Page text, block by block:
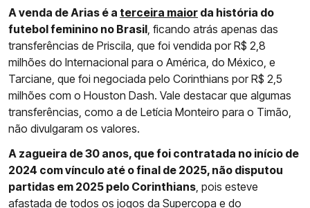
A venda de Arias é a terceira maior da história do
futebol feminino no Brasil , ficando atrás apenas das
transferências de Priscila, que foi vendida por R$ 2,8
milhões do Internacional para o América, do México, e
Tarciane, que foi negociada pelo Corinthians por R$ 2,5
milhões com o Houston Dash. Vale destacar que algumas
transferências, como a de Letícia Monteiro para o Timão,
não divulgaram os valores.
A zagueira de 30 anos, que foi contratada no início de
2024 com vínculo até o final de 2025, não disputou
partidas em 2025 pelo Corinthians , pois esteve
afastada de todos os jogos da Supercopa e do